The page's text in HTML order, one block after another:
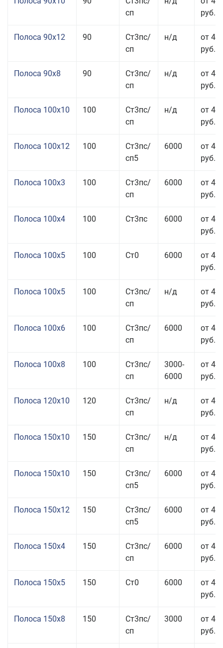
сп
руб.
Полоса 90x12 90
Ст3пс/
сп
н/д
от 42
руб.
Полоса 90x8 90
Ст3пс/
сп
н/д
от 42
руб.
Полоса 100x10 100
Ст3пс/
сп
н/д
от 41
руб.
Полоса 100x12 100
Ст3пс/
сп5
6000
от 45
руб.
Полоса 100x3 100
Ст3пс/
сп
6000
от 46
руб.
Полоса 100x4 100 Ст3пс 6000
от 46
руб.
Полоса 100x5 100 Ст0 6000
от 46
руб.
Полоса 100x5 100
Ст3пс/
сп
н/д
от 46
руб.
Полоса 100x6 100
Ст3пс/
сп
6000
от 46
руб.
Полоса 100x8 100
Ст3пс/
сп
3000-
6000
от 42
руб.
Полоса 120x10 120
Ст3пс/
сп
н/д
от 43
руб.
Полоса 150x10 150
Ст3пс/
сп
н/д
от 43
руб.
Полоса 150x10 150
Ст3пс/
сп5
6000
от 43
руб.
Полоса 150x12 150
Ст3пс/
сп5
6000
от 45
руб.
Полоса 150x4 150
Ст3пс/
сп
6000
от 46
руб.
Полоса 150x5 150 Ст0 6000
от 46
руб.
Полоса 150x8 150
Ст3пс/
сп
3000
от 42
руб.